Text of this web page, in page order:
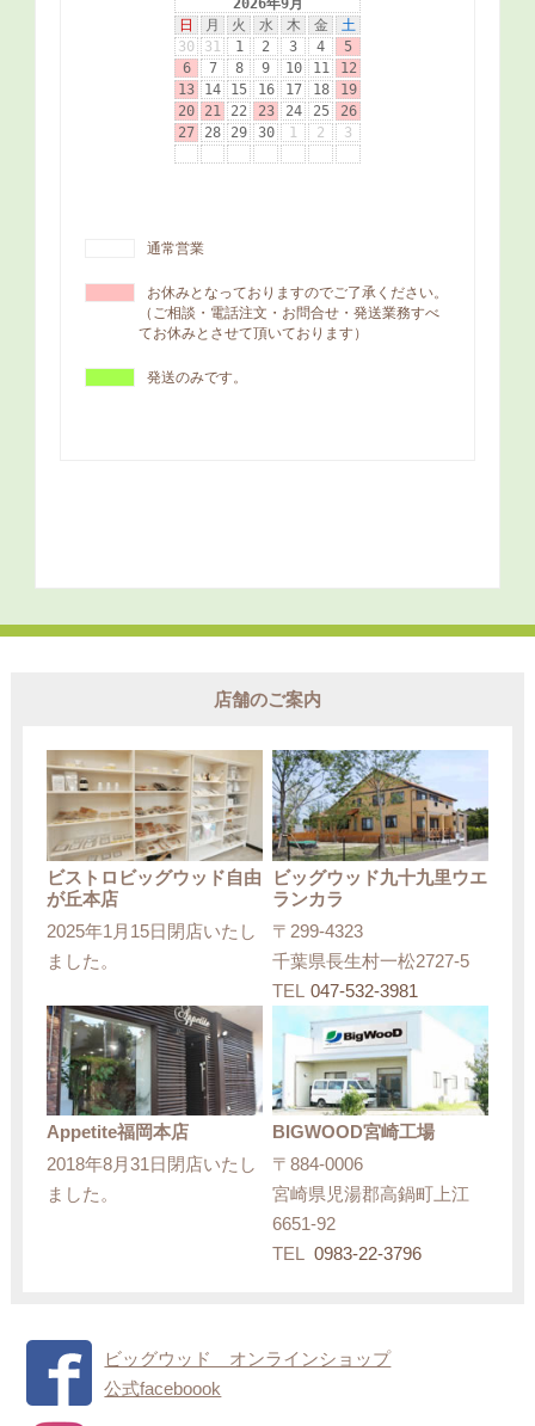
店舗のご案内
ビストロビッグウッド自由
が丘本店
2025年1月15日閉店いたし
ました。
ビッグウッド九十九里ウエ
ランカラ
〒299-4323
千葉県長生村一松2727-5
TEL 047-532-3981
Appetite福岡本店
2018年8月31日閉店いたし
ました。
BIGWOOD宮崎工場
〒884-0006
宮崎県児湯郡高鍋町上江
6651-92
TEL 0983-22-3796
ビッグウッド オンラインショップ
公式faceboook